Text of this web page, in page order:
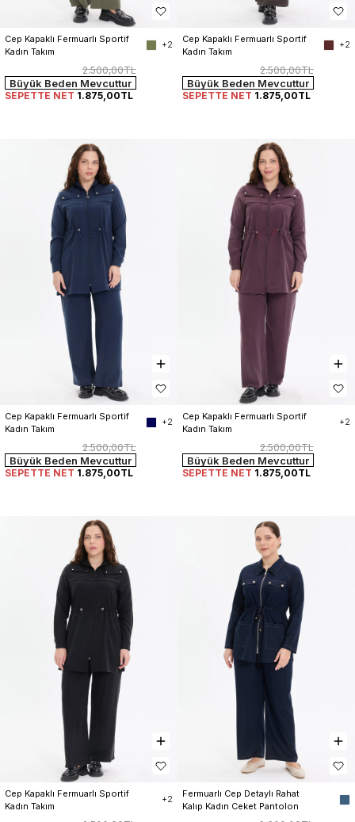
Cep Kapaklı Fermuarlı Sportif
Kadın Takım
+2
2.500,00TL
Büyük Beden Mevcuttur
SEPETTE NET 1.875,00TL
Cep Kapaklı Fermuarlı Sportif
Kadın Takım
+2
2.500,00TL
Büyük Beden Mevcuttur
SEPETTE NET 1.875,00TL
Cep Kapaklı Fermuarlı Sportif
Kadın Takım
+2
2.500,00TL
Büyük Beden Mevcuttur
SEPETTE NET 1.875,00TL
Cep Kapaklı Fermuarlı Sportif
Kadın Takım
+2
2.500,00TL
Büyük Beden Mevcuttur
SEPETTE NET 1.875,00TL
Cep Kapaklı Fermuarlı Sportif
Kadın Takım
+2
Fermuarlı Cep Detaylı Rahat
Kalıp Kadın Ceket Pantolon